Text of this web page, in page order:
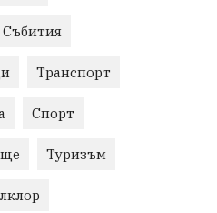
Събития
Транспорт
Спорт
Туризъм